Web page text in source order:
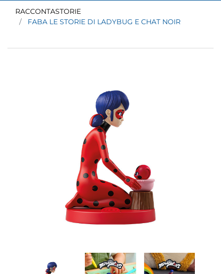
RACCONTASTORIE
FABA LE STORIE DI LADYBUG E CHAT NOIR